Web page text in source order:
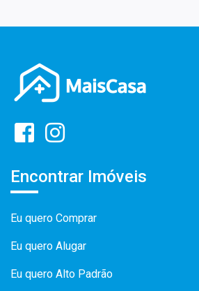
Encontrar Imóveis
Eu quero Comprar
Eu quero Alugar
Eu quero Alto Padrão